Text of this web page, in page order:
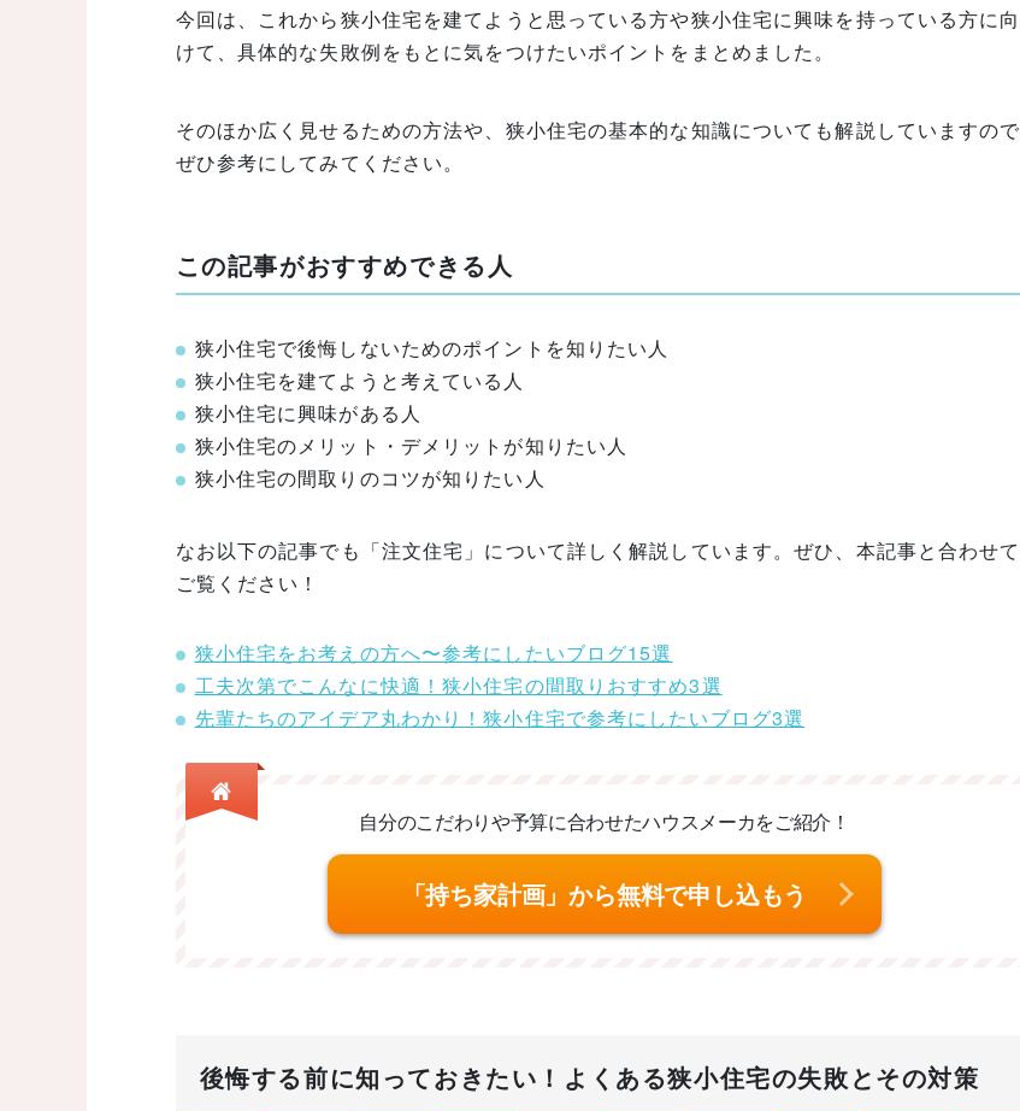
今回は、これから狭小住宅を建てようと思っている方や狭小住宅に興味を持っている方に向
けて、具体的な失敗例をもとに気をつけたいポイントをまとめました。
そのほか広く見せるための方法や、狭小住宅の基本的な知識についても解説していますので
ぜひ参考にしてみてください。
この記事がおすすめできる人
狭小住宅で後悔しないためのポイントを知りたい人
狭小住宅を建てようと考えている人
狭小住宅に興味がある人
狭小住宅のメリット・デメリットが知りたい人
狭小住宅の間取りのコツが知りたい人
なお以下の記事でも「注文住宅」について詳しく解説しています。ぜひ、本記事と合わせて
ご覧ください！
狭小住宅をお考えの方へ〜参考にしたいブログ15選
工夫次第でこんなに快適！狭小住宅の間取りおすすめ3選
先輩たちのアイデア丸わかり！狭小住宅で参考にしたいブログ3選
自分のこだわりや予算に合わせたハウスメーカをご紹介！
「持ち家計画」から無料で申し込もう
後悔する前に知っておきたい！よくある狭小住宅の失敗とその対策